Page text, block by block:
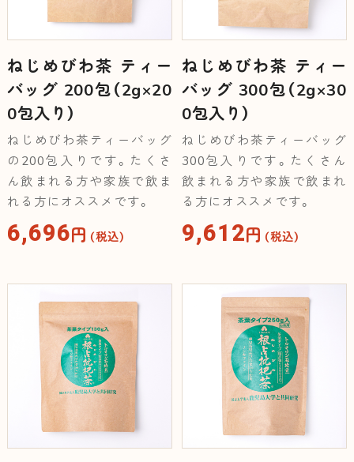
ねじめびわ茶 ティー
バッグ 200包（2g×20
0包入り）
ねじめびわ茶ティーバッグ
の200包入りです。たくさ
ん飲まれる方や家族で飲ま
れる方にオススメです。
6,696円 （税込）
ねじめびわ茶 ティー
バッグ 300包（2g×30
0包入り）
ねじめびわ茶ティーバッグ
300包入りです。たくさん
飲まれる方や家族で飲まれ
る方にオススメです。
9,612円 （税込）